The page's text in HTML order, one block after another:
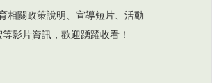
相關政策說明、宣導短片、活動
等影片資訊，歡迎踴躍收看！